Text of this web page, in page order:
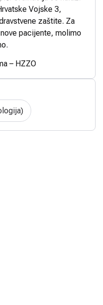
Vojske 3,
zaštite. Za
pacijente, molimo
– HZZO